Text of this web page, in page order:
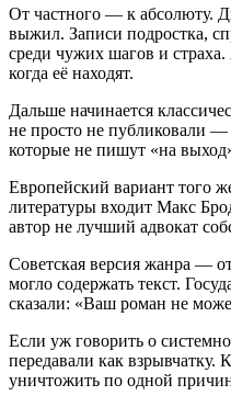
От частного — к абсолюту.
выжил. Записи подростка,
среди чужих шагов и
когда её находят.
Дальше начинается
не просто не публиковали —
которые не пишут «на
Европейский вариант того
литературы входит Макс
автор не лучший адвокат
Советская версия жанра —
могло содержать текст.
сказали: «Ваш роман не
Если уж говорить о
передавали как
уничтожить по одной